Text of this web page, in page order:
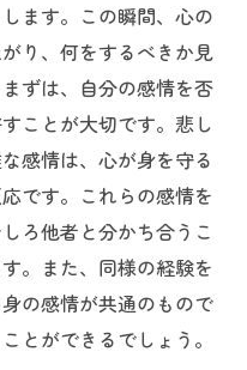
ます。この瞬間、心の
り、何をするべきか見
ずは、自分の感情を否
ことが大切です。悲し
感情は、心が身を守る
です。これらの感情を
ろ他者と分かち合うこ
。また、同様の経験を
の感情が共通のもので
とができるでしょう。